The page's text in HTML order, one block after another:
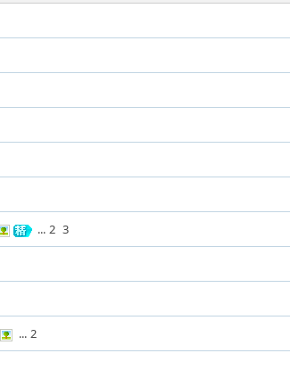
... 2 3
... 2